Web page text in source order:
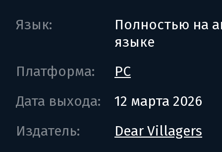
Язык:
Полностью на
языке
Платформа:
PC
Дата выхода:
12 марта 2026
Издатель:
Dear Villagers